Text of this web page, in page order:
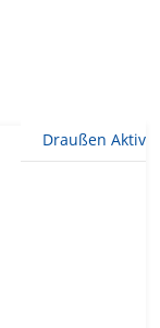
Draußen Aktiv